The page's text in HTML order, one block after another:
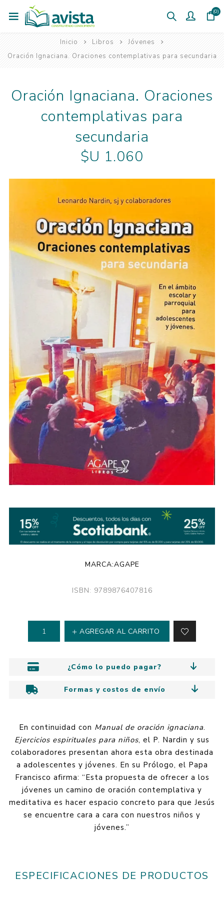
(0)
Inicio Libros
Jóvenes
Oración Ignaciana. Oraciones contemplativas para secundaria
Oración Ignaciana. Oraciones
contemplativas para
secundaria
$U 1.060
MARCA:AGAPE
ISBN: 9789876407816
AGREGAR AL CARRITO
¿Cómo lo puedo pagar?
Formas y costos de envío
En continuidad con Manual de oración ignaciana.
Ejercicios espirituales para niños, el P. Nardin y sus
colaboradores presentan ahora esta obra destinada
a adolescentes y jóvenes. En su Prólogo, el Papa
Francisco afirma: “Esta propuesta de ofrecer a los
jóvenes un camino de oración contemplativa y
meditativa es hacer espacio concreto para que Jesús
se encuentre cara a cara con nuestros niños y
jóvenes.”
ESPECIFICACIONES DE PRODUCTOS